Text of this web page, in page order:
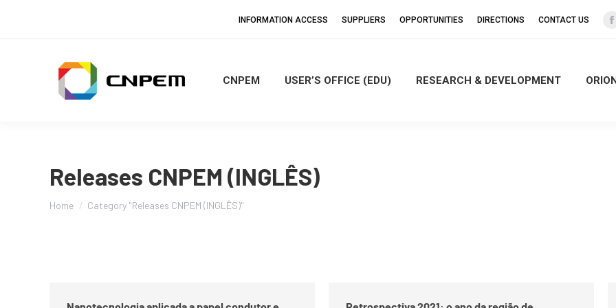
INFORMATION ACCESS SUPPLIERS OPPORTUNITIES DIRECTIONS CONTACT US
CNPEM USER’S OFFICE (EDU) RESEARCH & DEVELOPMENT
Releases CNPEM (INGLÊS)
Home Category "Releases CNPEM (INGLÊS)"